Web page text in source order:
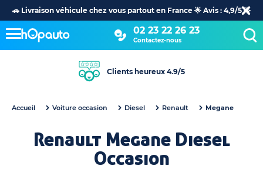
🚗 Livraison véhicule chez vous partout en France 🌟 Avis : 4,9/5 🌟
02 23 22 26 23
Contactez-nous
Clients heureux 4.9/5
Accueil Voiture occasion Diesel Renault Megane
Renault Megane Diesel
Occasion